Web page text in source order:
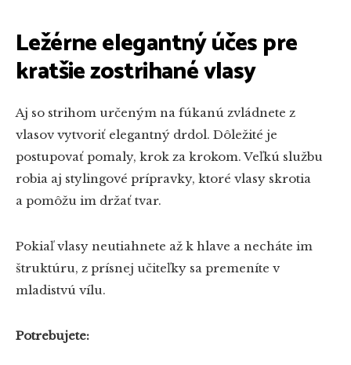
Ležérne elegantný účes pre
kratšie zostrihané vlasy
Aj so strihom určeným na fúkanú zvládnete z
vlasov vytvoriť elegantný drdol. Dôležité je
postupovať pomaly, krok za krokom. Veľkú službu
robia aj stylingové prípravky, ktoré vlasy skrotia
a pomôžu im držať tvar.
Pokiaľ vlasy neutiahnete až k hlave a necháte im
štruktúru, z prísnej učiteľky sa premeníte v
mladistvú vílu.
Potrebujete: